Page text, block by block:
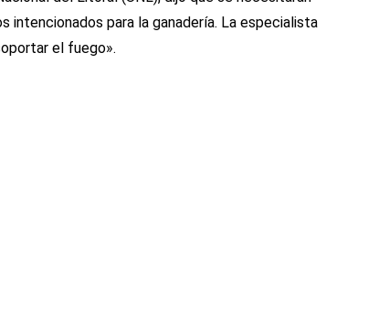
intencionados para la ganadería. La especialista
el fuego».